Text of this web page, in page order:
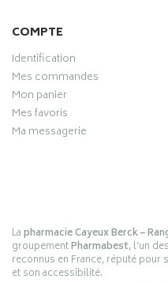
COMPTE
Identification
Mes commandes
Mon panier
Mes favoris
Ma messagerie
Lapharmacie Cayeux Berck –
groupementPharmabest, l’un
reconnus en France, réputé
et son accessibilité.